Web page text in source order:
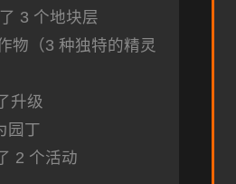
3 个地块层
物（3 种独特的精灵
升级
园丁
2 个活动